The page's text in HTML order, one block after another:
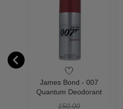
James Bond - 007
Quantum Deodorant
150,00